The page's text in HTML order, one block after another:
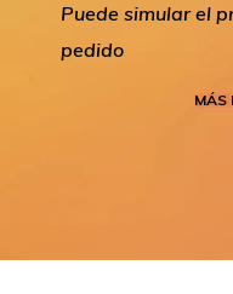
Puede simular el
pedido
MÁS